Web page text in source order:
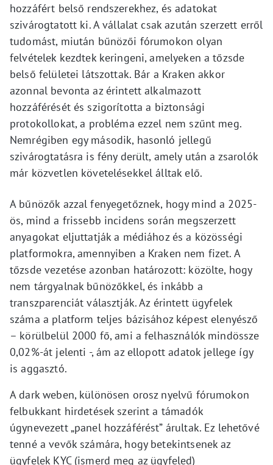
hozzáfért belső rendszerekhez, és adatokat
szivárogtatott ki. A vállalat csak azután szerzett erről
tudomást, miután bűnözői fórumokon olyan
felvételek kezdtek keringeni, amelyeken a tőzsde
belső felületei látszottak. Bár a Kraken akkor
azonnal bevonta az érintett alkalmazott
hozzáférését és szigorította a biztonsági
protokollokat, a probléma ezzel nem szűnt meg.
Nemrégiben egy második, hasonló jellegű
szivárogtatásra is fény derült, amely után a zsarolók
már közvetlen követelésekkel álltak elő.
A bűnözők azzal fenyegetőznek, hogy mind a 2025-
ös, mind a frissebb incidens során megszerzett
anyagokat eljuttatják a médiához és a közösségi
platformokra, amennyiben a Kraken nem fizet. A
tőzsde vezetése azonban határozott: közölte, hogy
nem tárgyalnak bűnözőkkel, és inkább a
transzparenciát választják. Az érintett ügyfelek
száma a platform teljes bázisához képest elenyésző
– körülbelül 2000 fő, ami a felhasználók mindössze
0,02%-át jelenti -, ám az ellopott adatok jellege így
is aggasztó.
A dark weben, különösen orosz nyelvű fórumokon
felbukkant hirdetések szerint a támadók
úgynevezett „panel hozzáférést” árultak. Ez lehetővé
tenné a vevők számára, hogy betekintsenek az
ügyfelek KYC (ismerd meg az ügyfeled)